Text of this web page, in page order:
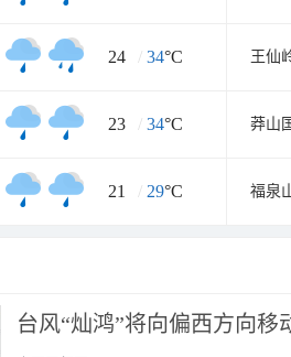
24 / 34°C 王仙
23 / 34°C 莽山
21 / 29°C 福泉
台风“灿鸿”将向偏西方向移